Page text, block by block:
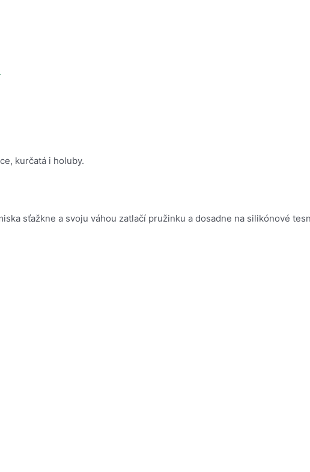
kurčatá i holuby.
sťažkne a svoju váhou zatlačí pružinku a dosadne na silikónové